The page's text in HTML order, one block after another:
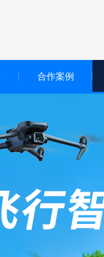
合作案例